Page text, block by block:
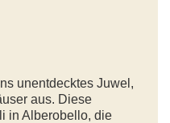
unentdecktes Juwel,
aus. Diese
in Alberobello, die